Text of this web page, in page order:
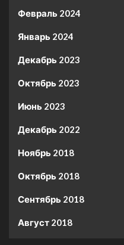
Февраль 2024
Январь 2024
Декабрь 2023
Октябрь 2023
Июнь 2023
Декабрь 2022
Ноябрь 2018
Октябрь 2018
Сентябрь 2018
Август 2018